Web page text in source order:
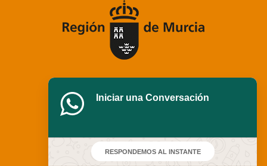
Iniciar una Conversación
RESPONDEMOS AL INSTANTE